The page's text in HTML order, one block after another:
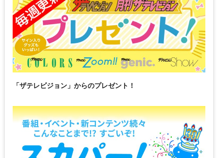
「ザテレビジョン」からのプレゼント！